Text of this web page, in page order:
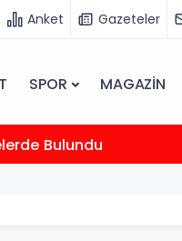
Anket Gazeteler
SPOR MAGAZİN
Bulundu